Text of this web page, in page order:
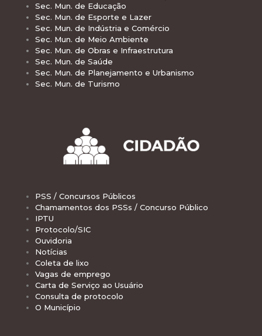
Sec. Mun. de Educação
Sec. Mun. de Esporte e Lazer
Sec. Mun. de Indústria e Comércio
Sec. Mun. de Meio Ambiente
Sec. Mun. de Obras e Infraestrutura
Sec. Mun. de Saúde
Sec. Mun. de Planejamento e Urbanismo
Sec. Mun. de Turismo
PSS / Concursos Públicos
Chamamentos dos PSSs / Concurso Público
IPTU
Protocolo/SIC
Ouvidoria
Notícias
Coleta de lixo
Vagas de emprego
Carta de Serviço ao Usuário
Consulta de protocolo
O Município